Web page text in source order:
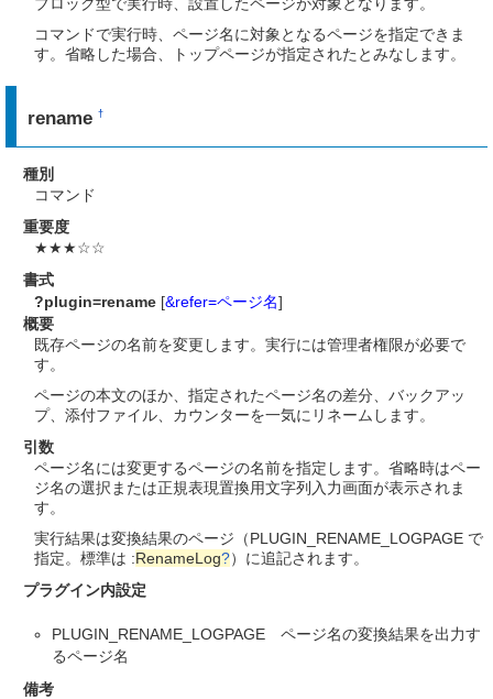
コマンドで実行時、ページ名に対象となるページを指定できま
す。省略した場合、トップページが指定されたとみなします。
rename†
種別
コマンド
重要度
★★★☆☆
書式
?plugin=rename [&refer=ページ名]
概要
既存ページの名前を変更します。実行には管理者権限が必要で
す。
ページの本文のほか、指定されたページ名の差分、バックアッ
プ、添付ファイル、カウンターを一気にリネームします。
引数
ページ名には変更するページの名前を指定します。省略時はペー
ジ名の選択または正規表現置換用文字列入力画面が表示されま
す。
実行結果は変換結果のページ（PLUGIN_RENAME_LOGPAGE で
指定。標準は :RenameLog?）に追記されます。
プラグイン内設定
PLUGIN_RENAME_LOGPAGE ページ名の変換結果を出力す
るページ名
備考